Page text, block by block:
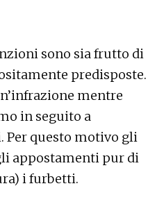
sono sia frutto di
predisposte.
mentre
in seguito a
Per questo motivo gli
appostamenti pur di
i furbetti.